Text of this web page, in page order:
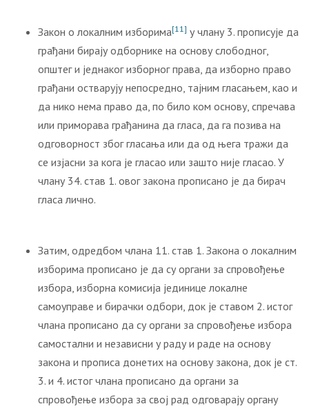
Закон о локалним изборима[11] у члану 3. прописује да
грађани бирају одборнике на основу слободног,
општег и једнаког изборног права, да изборно право
грађани остварују непосредно, тајним гласањем, као и
да нико нема право да, по било ком основу, спречава
или приморава грађанина да гласа, да га позива на
одговорност због гласања или да од њега тражи да
се изјасни за кога је гласао или зашто није гласао. У
члану 34. став 1. овог закона прописано је да бирач
гласа лично.
Затим, одредбом члана 11. став 1. Закона о локалним
изборима прописано је да су органи за спровођење
избора, изборна комисија јединице локалне
самоуправе и бирачки одбори, док је ставом 2. истог
члана прописано да су органи за спровођење избора
самостални и независни у раду и раде на основу
закона и прописа донетих на основу закона, док је ст.
3. и 4. истог члана прописано да органи за
спровођење избора за свој рад одговарају органу